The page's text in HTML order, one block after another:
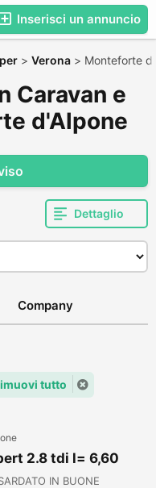
Inserisci un annuncio
> Verona > Monteforte
Caravan e
d'Alpone
Dettaglio
Company
tutto
2.8 tdi l= 6,60
IN BUONE